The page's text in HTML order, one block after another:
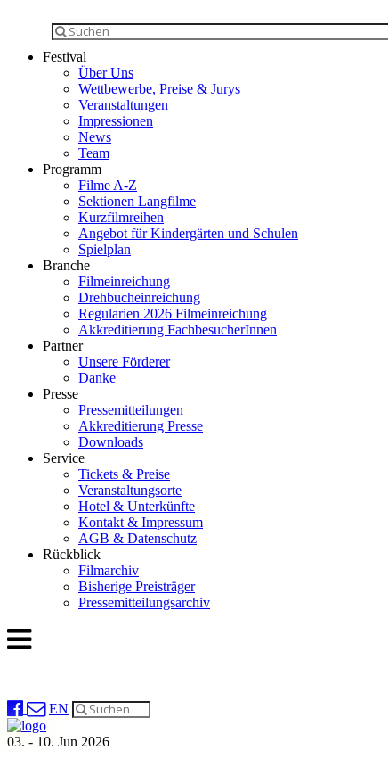
Festival
Über Uns
Wettbewerbe, Preise & Jurys
Veranstaltungen
Impressionen
News
Team
Programm
Filme A-Z
Sektionen Langfilme
Kurzfilmreihen
Angebot für Kindergärten und Schulen
Spielplan
Branche
Filmeinreichung
Drehbucheinreichung
Regularien 2026 Filmeinreichung
Akkreditierung FachbesucherInnen
Partner
Unsere Förderer
Danke
Presse
Pressemitteilungen
Akkreditierung Presse
Downloads
Service
Tickets & Preise
Veranstaltungsorte
Hotel & Unterkünfte
Kontakt & Impressum
AGB & Datenschutz
Rückblick
Filmarchiv
Bisherige Preisträger
Pressemitteilungsarchiv
EN
03. - 10. Jun 2026